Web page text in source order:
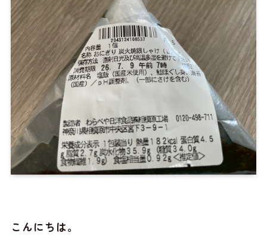
こんにちは。